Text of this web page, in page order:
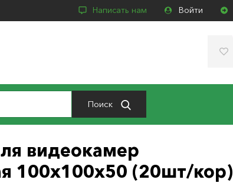
Написать нам Войти
Поиск
видеокамер
100х100х50 (20шт/кор)